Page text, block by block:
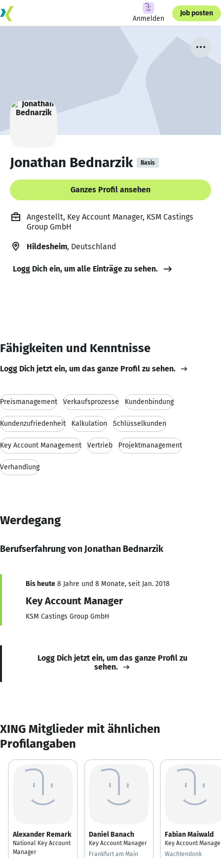
Anmelden
Job posten
Jonathan Bednarzik Basis
Ganzes Profil ansehen
Angestellt, Key Account Manager, KSM Castings
Group GmbH
Hildesheim, Deutschland
Logg Dich ein, um alle Einträge zu sehen.
Fähigkeiten und Kenntnisse
Logg Dich jetzt ein, um das ganze Profil zu sehen.
Preismanagement Verkaufsprozesse Kundenbindung
Kundenzufriedenheit Kalkulation Schlüsselkunden
Key Account Management Vertrieb Projektmanagement
Verhandlung
Werdegang
Berufserfahrung von Jonathan Bednarzik
Bis heute 8 Jahre und 8 Monate, seit Jan. 2018
Key Account Manager
KSM Castings Group GmbH
Logg Dich jetzt ein, um das ganze Profil zu
sehen.
XING Mitglieder mit ähnlichen
Profilangaben
Alexander Remark
National Key Account
Manager
Daniel Banach
Key Account Manager
Frankfurt am Main
Fabian Maiwald
Key Account
Wachtendonk